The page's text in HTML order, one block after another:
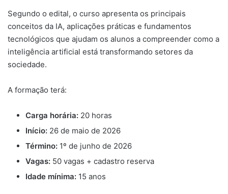
Segundo o edital, o curso apresenta os principais
conceitos da IA, aplicações práticas e fundamentos
tecnológicos que ajudam os alunos a compreender como a
inteligência artificial está transformando setores da
sociedade.
A formação terá:
Carga horária: 20 horas
Início: 26 de maio de 2026
Término: 1º de junho de 2026
Vagas: 50 vagas + cadastro reserva
Idade mínima: 15 anos